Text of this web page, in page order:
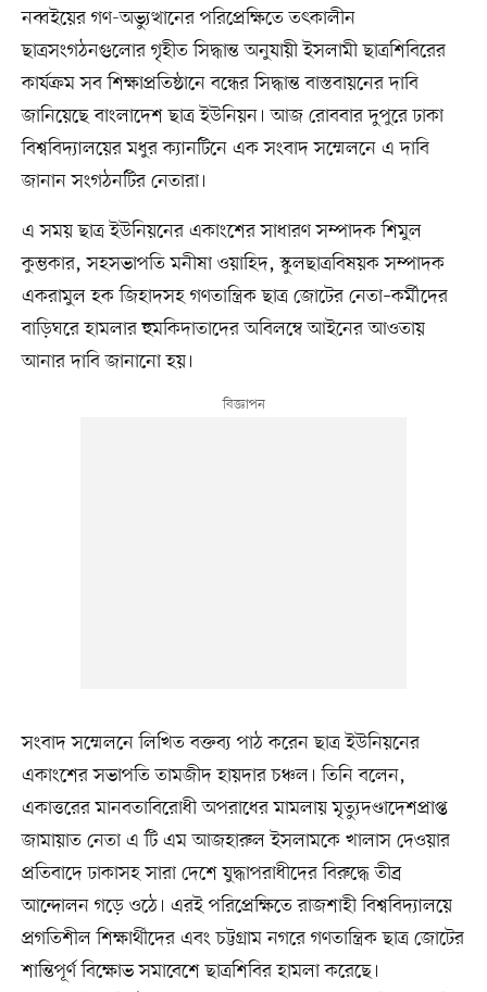
নব্বইয়ের গণ-অভ্যুত্থানের পরিপ্রেক্ষিতে তৎকালীন
ছাত্রসংগঠনগুলোর গৃহীত সিদ্ধান্ত অনুযায়ী ইসলামী ছাত্রশিবিরের
কার্যক্রম সব শিক্ষাপ্রতিষ্ঠানে বন্ধের সিদ্ধান্ত বাস্তবায়নের দাবি
জানিয়েছে বাংলাদেশ ছাত্র ইউনিয়ন। আজ রোববার দুপুরে ঢাকা
বিশ্ববিদ্যালয়ের মধুর ক্যানটিনে এক সংবাদ সম্মেলনে এ দাবি
জানান সংগঠনটির নেতারা।
এ সময় ছাত্র ইউনিয়নের একাংশের সাধারণ সম্পাদক শিমুল
কুম্ভকার, সহসভাপতি মনীষা ওয়াহিদ, স্কুলছাত্রবিষয়ক সম্পাদক
একরামুল হক জিহাদসহ গণতান্ত্রিক ছাত্র জোটের নেতা–কর্মীদের
বাড়িঘরে হামলার হুমকিদাতাদের অবিলম্বে আইনের আওতায়
আনার দাবি জানানো হয়।
সংবাদ সম্মেলনে লিখিত বক্তব্য পাঠ করেন ছাত্র ইউনিয়নের
একাংশের সভাপতি তামজীদ হায়দার চঞ্চল। তিনি বলেন,
একাত্তরের মানবতাবিরোধী অপরাধের মামলায় মৃত্যুদণ্ডাদেশপ্রাপ্ত
জামায়াত নেতা এ টি এম আজহারুল ইসলামকে খালাস দেওয়ার
প্রতিবাদে ঢাকাসহ সারা দেশে যুদ্ধাপরাধীদের বিরুদ্ধে তীব্র
আন্দোলন গড়ে ওঠে। এরই পরিপ্রেক্ষিতে রাজশাহী বিশ্ববিদ্যালয়ে
প্রগতিশীল শিক্ষার্থীদের এবং চট্টগ্রাম নগরে গণতান্ত্রিক ছাত্র জোটের
শান্তিপূর্ণ বিক্ষোভ সমাবেশে ছাত্রশিবির হামলা করেছে।